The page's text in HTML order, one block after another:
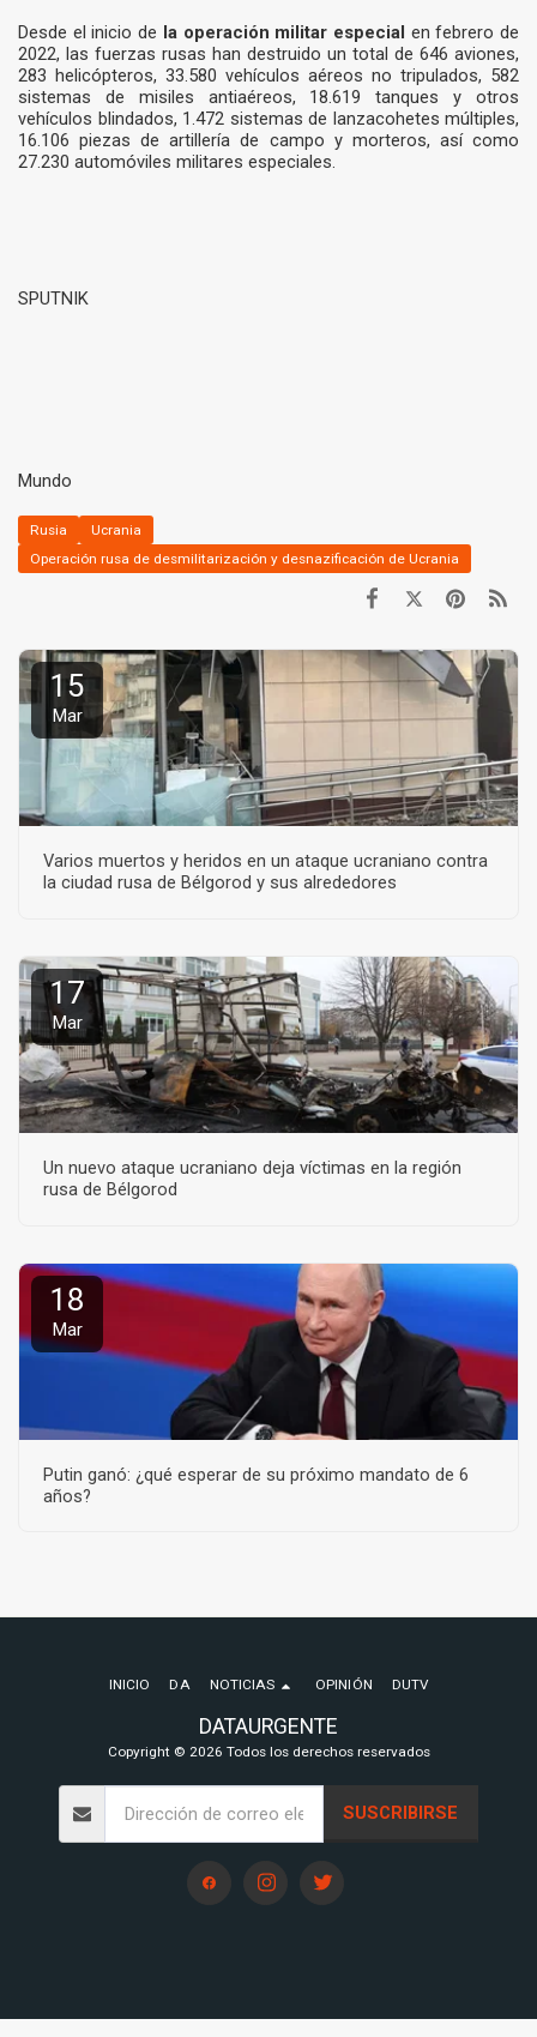
Desde el inicio de la operación militar especial en febrero de
2022, las fuerzas rusas han destruido un total de 646 aviones,
283 helicópteros, 33.580 vehículos aéreos no tripulados, 582
sistemas de misiles antiaéreos, 18.619 tanques y otros
vehículos blindados, 1.472 sistemas de lanzacohetes múltiples,
16.106 piezas de artillería de campo y morteros, así como
27.230 automóviles militares especiales.
SPUTNIK
Mundo
Rusia
Ucrania
Operación rusa de desmilitarización y desnazificación de Ucrania
15
Mar
Varios muertos y heridos en un ataque ucraniano contra
la ciudad rusa de Bélgorod y sus alrededores
17
Mar
Un nuevo ataque ucraniano deja víctimas en la región
rusa de Bélgorod
18
Mar
Putin ganó: ¿qué esperar de su próximo mandato de 6
años?
DATAURGENTE
Copyright © 2026 Todos los derechos reservados
INICIO DA NOTICIAS OPINIÓN DUTV
SUSCRIBIRSE